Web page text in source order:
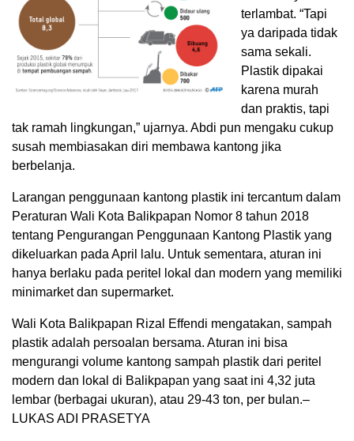
terlambat. “Tapi
ya daripada tidak
sama sekali.
Plastik dipakai
karena murah
dan praktis, tapi
tak ramah lingkungan,” ujarnya. Abdi pun mengaku cukup
susah membiasakan diri membawa kantong jika
berbelanja.
Larangan penggunaan kantong plastik ini tercantum dalam
Peraturan Wali Kota Balikpapan Nomor 8 tahun 2018
tentang Pengurangan Penggunaan Kantong Plastik yang
dikeluarkan pada April lalu. Untuk sementara, aturan ini
hanya berlaku pada peritel lokal dan modern yang memiliki
minimarket dan supermarket.
Wali Kota Balikpapan Rizal Effendi mengatakan, sampah
plastik adalah persoalan bersama. Aturan ini bisa
mengurangi volume kantong sampah plastik dari peritel
modern dan lokal di Balikpapan yang saat ini 4,32 juta
lembar (berbagai ukuran), atau 29-43 ton, per bulan.–
LUKAS ADI PRASETYA